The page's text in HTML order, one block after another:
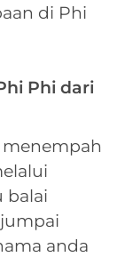
di Phi
Phi dari
menempah
balai
anda